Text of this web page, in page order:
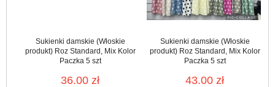
Sukienki damskie (Włoskie
produkt) Roz Standard, Mix Kolor
Paczka 5 szt
36.00 zł
Sukienki damskie (Włoskie
produkt) Roz Standard, Mix Kolor
Paczka 5 szt
43.00 zł